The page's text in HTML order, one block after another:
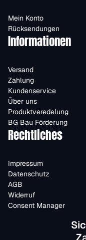
Mein Konto
Rücksendungen
Informationen
Versand
Zahlung
Kundenservice
Über uns
Produktveredelung
BG Bau Förderung
Rechtliches
Impressum
Datenschutz
AGB
Widerruf
Consent Manager